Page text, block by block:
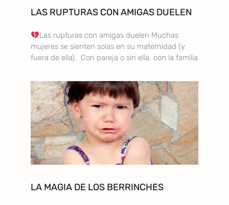
LAS RUPTURAS CON AMIGAS DUELEN
Las rupturas con amigas duelen Muchas
mujeres se sienten solas en su maternidad (y
fuera de ella). Con pareja o sin ella, con la familia
LA MAGIA DE LOS BERRINCHES